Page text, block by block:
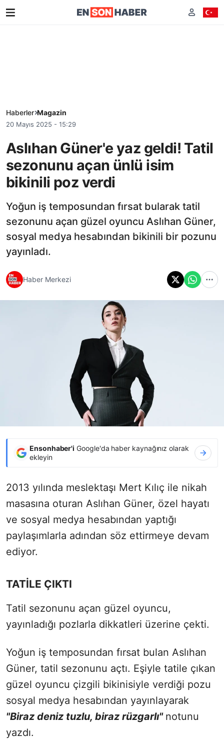
Haberler Magazin
20 Mayıs 2025 - 15:29
Aslıhan Güner'e yaz geldi! Tatil
sezonunu açan ünlü isim
bikinili poz verdi
Yoğun iş temposundan fırsat bularak tatil
sezonunu açan güzel oyuncu Aslıhan Güner,
sosyal medya hesabından bikinili bir pozunu
yayınladı.
Haber Merkezi
Ensonhaber'i Google'da haber kaynağınız olarak
ekleyin
2013 yılında meslektaşı Mert Kılıç ile nikah
masasına oturan Aslıhan Güner, özel hayatı
ve sosyal medya hesabından yaptığı
paylaşımlarla adından söz ettirmeye devam
ediyor.
TATİLE ÇIKTI
Tatil sezonunu açan güzel oyuncu,
yayınladığı pozlarla dikkatleri üzerine çekti.
Yoğun iş temposundan fırsat bulan Aslıhan
Güner, tatil sezonunu açtı. Eşiyle tatile çıkan
güzel oyuncu çizgili bikinisiyle verdiği pozu
sosyal medya hesabından yayınlayarak
"Biraz deniz tuzlu, biraz rüzgarlı" notunu
yazdı.